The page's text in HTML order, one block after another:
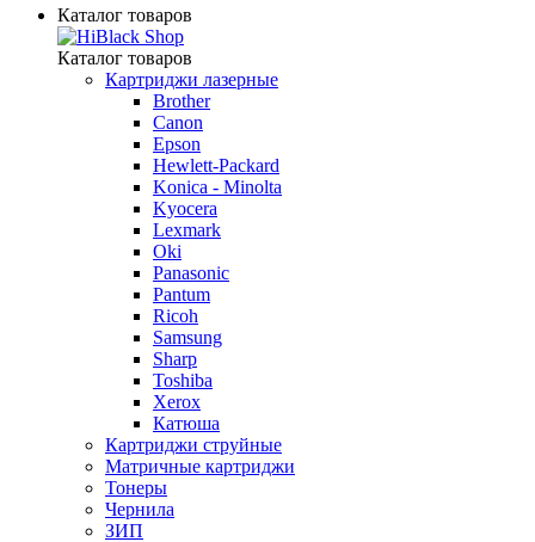
Каталог товаров
Каталог товаров
Картриджи лазерные
Brother
Canon
Epson
Hewlett-Packard
Konica - Minolta
Kyocera
Lexmark
Oki
Panasonic
Pantum
Ricoh
Samsung
Sharp
Toshiba
Xerox
Катюша
Картриджи струйные
Матричные картриджи
Тонеры
Чернила
ЗИП